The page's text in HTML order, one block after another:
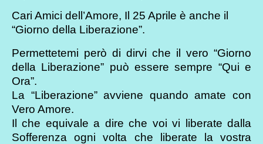
Cari Amici dell’Amore, Il 25 Aprile è anche il
“Giorno della Liberazione”.
Permettetemi però di dirvi che il vero “Giorno
della Liberazione” può essere sempre “Qui e
Ora”.
La “Liberazione” avviene quando amate con
Vero Amore.
Il che equivale a dire che voi vi liberate dalla
Sofferenza ogni volta che liberate la vostra